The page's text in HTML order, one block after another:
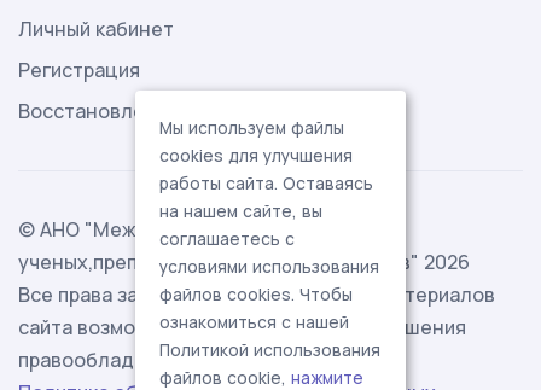
Личный кабинет
Регистрация
Восстановление пароля
© АНО "Международная ассоциация
ученых,преподавателей и специалистов" 2026
Все права защищены. Использование материалов
сайта возможно исключительно с разрешения
правообладателя.
Мы используем файлы
cookies для улучшения
работы сайта. Оставаясь
на нашем сайте, вы
соглашаетесь с
условиями использования
файлов cookies. Чтобы
ознакомиться с нашей
Политикой использования
файлов cookie, нажмите